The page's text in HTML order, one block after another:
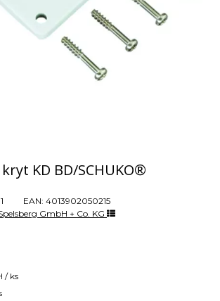
KD BD/SCHUKO®
EAN: 4013902050215
GmbH + Co. KG
/ ks